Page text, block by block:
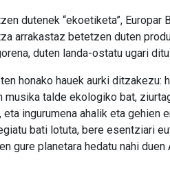
dutenek “ekoetiketa”,
arrakastaz betetzen duten
duten landa-ostatu ugari
honako hauek aurki
musika talde ekologiko bat,
eta ingurumena ahalik eta
bati lotuta, bere esentziari
gure planetara hedatu nahi